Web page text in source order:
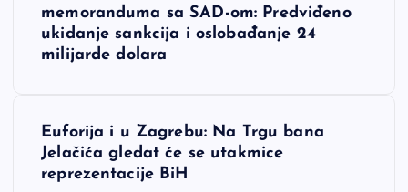
memoranduma sa SAD-om: Predviđeno
ukidanje sankcija i oslobađanje 24
milijarde dolara
Euforija i u Zagrebu: Na Trgu bana
Jelačića gledat će se utakmice
reprezentacije BiH